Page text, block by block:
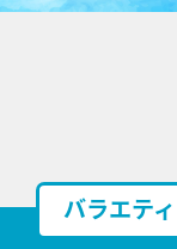
バラエティ